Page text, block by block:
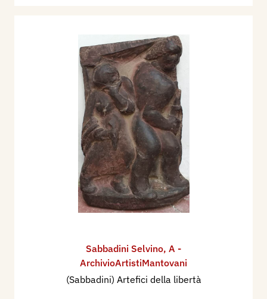
Sabbadini Selvino, A -
ArchivioArtistiMantovani
(Sabbadini) Artefici della libertà